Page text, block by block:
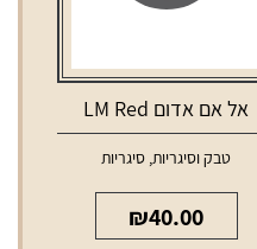
אל אם אדום LM Red
טבק וסיגריות, סיגריות
₪40.00